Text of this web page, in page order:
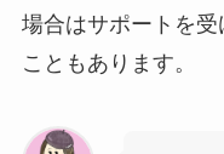
場合はサポートを
こともあります。